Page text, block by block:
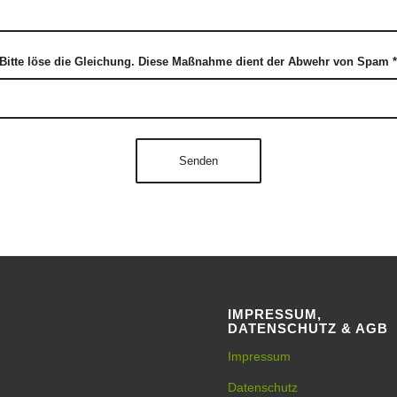
Bitte löse die Gleichung. Diese Maßnahme dient der Abwehr von Spam*
IMPRESSUM,
DATENSCHUTZ & AGB
Impressum
Datenschutz